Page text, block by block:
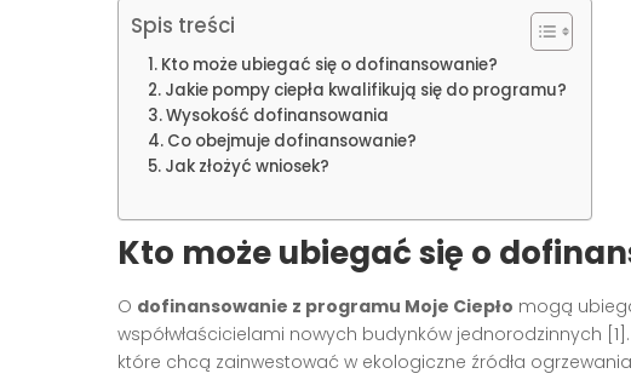
Spis treści
Kto może ubiegać się o dofinansowanie?
Jakie pompy ciepła kwalifikują się do programu?
Wysokość dofinansowania
Co obejmuje dofinansowanie?
Jak złożyć wniosek?
Kto może ubiegać się o
O dofinansowanie z programu Moje Ciepło mogą
współwłaścicielami nowych budynków jednorodzinnych
które chcą zainwestować w ekologiczne źródła